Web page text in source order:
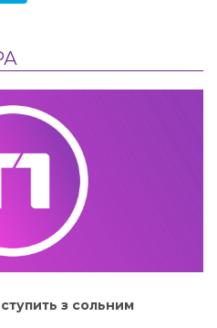
з сольним